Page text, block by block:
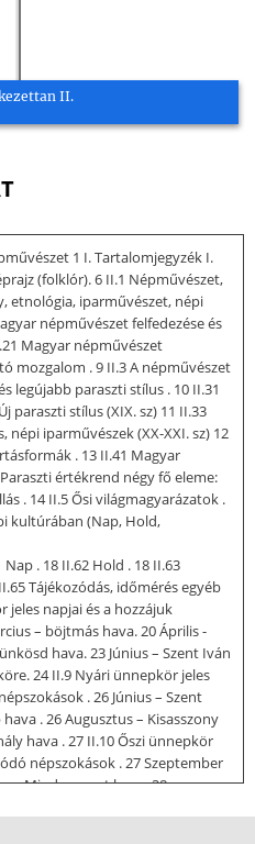
II.
1 I. Tartalomjegyzék I.
(folklór). 6 II.1 Népművészet,
etnológia, iparművészet, népi
népművészet felfedezése és
Magyar népművészet
mozgalom . 9 II.3 A népművészet
legújabb paraszti stílus . 10 II.31
paraszti stílus (XIX. sz) 11 II.33
iparművészek (XX-XXI. sz) 12
. 13 II.41 Magyar
értékrend négy fő eleme:
. 14 II.5 Ősi világmagyarázatok .
kultúrában (Nap, Hold,
. 18 II.62 Hold . 18 II.63
Tájékozódás, időmérés egyéb
jeles napjai és a hozzájuk
– böjtmás hava. 20 Április -
hava. 23 Június – Szent Iván
24 II.9 Nyári ünnepkör jeles
. 26 Június – Szent
hava . 26 Augusztus – Kisasszony
hava . 27 II.10 Őszi ünnepkör
népszokások . 27 Szeptember
– Mindenszent hava. 28